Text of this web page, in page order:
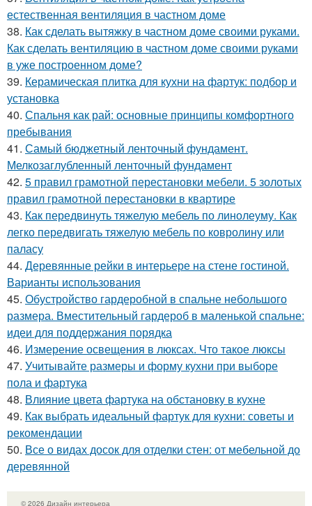
естественная вентиляция в частном доме
38. Как сделать вытяжку в частном доме своими руками.
Как сделать вентиляцию в частном доме своими руками
в уже построенном доме?
39. Керамическая плитка для кухни на фартук: подбор и
установка
40. Спальня как рай: основные принципы комфортного
пребывания
41. Самый бюджетный ленточный фундамент.
Мелкозаглубленный ленточный фундамент
42. 5 правил грамотной перестановки мебели. 5 золотых
правил грамотной перестановки в квартире
43. Как передвинуть тяжелую мебель по линолеуму. Как
легко передвигать тяжелую мебель по ковролину или
паласу
44. Деревянные рейки в интерьере на стене гостиной.
Варианты использования
45. Обустройство гардеробной в спальне небольшого
размера. Вместительный гардероб в маленькой спальне:
идеи для поддержания порядка
46. Измерение освещения в люксах. Что такое люксы
47. Учитывайте размеры и форму кухни при выборе
пола и фартука
48. Влияние цвета фартука на обстановку в кухне
49. Как выбрать идеальный фартук для кухни: советы и
рекомендации
50. Все о видах досок для отделки стен: от мебельной до
деревянной
© 2026 Дизайн интерьера